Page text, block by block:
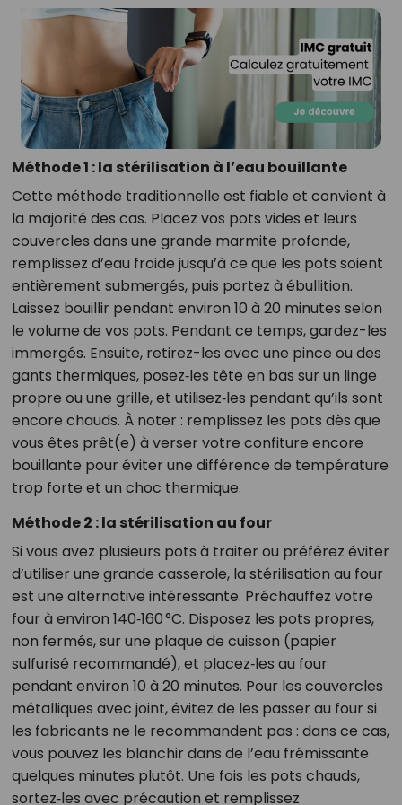
Méthode 1 : la stérilisation à l’eau bouillante
Cette méthode traditionnelle est fiable et convient à
la majorité des cas. Placez vos pots vides et leurs
couvercles dans une grande marmite profonde,
remplissez d’eau froide jusqu’à ce que les pots soient
entièrement submergés, puis portez à ébullition.
Laissez bouillir pendant environ 10 à 20 minutes selon
le volume de vos pots. Pendant ce temps, gardez-les
immergés. Ensuite, retirez-les avec une pince ou des
gants thermiques, posez‑les tête en bas sur un linge
propre ou une grille, et utilisez‑les pendant qu’ils sont
encore chauds. À noter : remplissez les pots dès que
vous êtes prêt(e) à verser votre confiture encore
bouillante pour éviter une différence de température
trop forte et un choc thermique.
Méthode 2 : la stérilisation au four
Si vous avez plusieurs pots à traiter ou préférez éviter
d’utiliser une grande casserole, la stérilisation au four
est une alternative intéressante. Préchauffez votre
four à environ 140‑160 °C. Disposez les pots propres,
non fermés, sur une plaque de cuisson (papier
sulfurisé recommandé), et placez‑les au four
pendant environ 10 à 20 minutes. Pour les couvercles
métalliques avec joint, évitez de les passer au four si
les fabricants ne le recommandent pas : dans ce cas,
vous pouvez les blanchir dans de l’eau frémissante
quelques minutes plutôt. Une fois les pots chauds,
sortez‑les avec précaution et remplissez